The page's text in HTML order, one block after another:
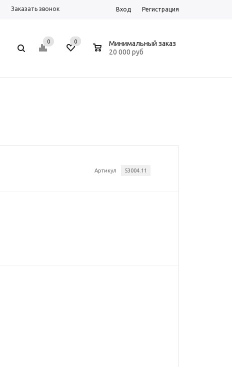
Заказать звонок Вход Регистрация
0 0
Минимальный заказ
20 000 руб
Артикул 53004.11